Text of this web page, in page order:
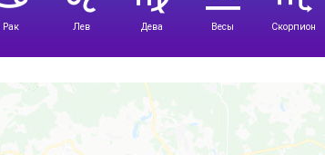
Рак Лев Дева Весы Скорпион